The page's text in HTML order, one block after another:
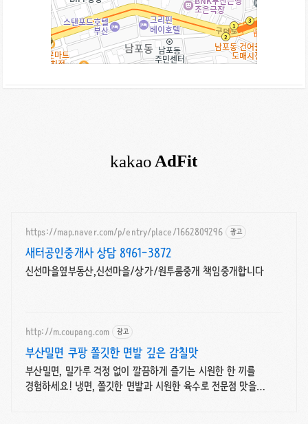
https://map.naver.com/p/entry/place/1662809296 광고
새터공인중개사 상담 8961-3872
신선마을옆부동산,신선마을/상가/원투룸중개 책임중개합니다
http://m.coupang.com 광고
부산밀면 쿠팡 쫄깃한 면발 깊은 감칠맛
부산밀면, 밀가루 걱정 없이 깔끔하게 즐기는 시원한 한 끼를
경험하세요! 냉면, 쫄깃한 면발과 시원한 육수로 전문점 맛을